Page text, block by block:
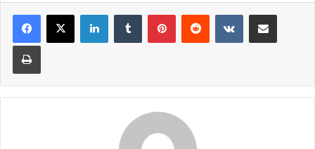
LinkedInTumblr PinterestReddit VKontakteShare via Email
Print